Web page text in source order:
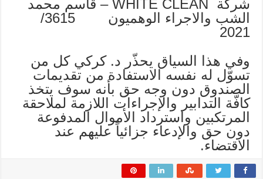
شركة WHITE CLEAN – قاسم محمد
الشب والاجراء الوهميون 3615/
2021
وفي هذا السياق يحذّر د. كركي كل من
تسوّل له نفسه الاستفادة من تقديمات
الصندوق دون وجه حق بأنه سوف يتخذ
كافّة التدابير والإجراءات اللازمة لملاحقة
المرتكبين واسترداد الأموال المدفوعة
دون حق والإدعاء جزائياً عليهم عند
الاقتضاء.